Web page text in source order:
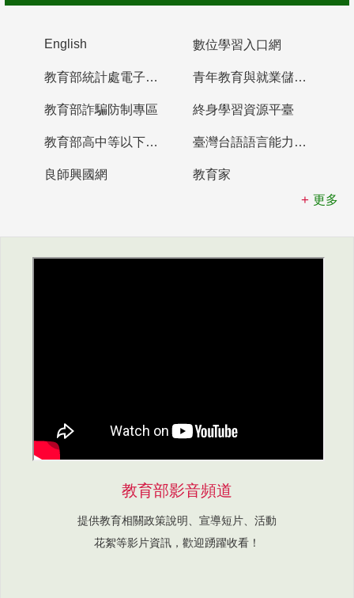
English 數位學習入口網
教育部統計處電子書櫃 青年教育與就業儲蓄帳戶
教育部詐騙防制專區 終身學習資源平臺
教育部高中等以下學校及幼兒園教師資格檢定考試 臺灣台語語言能力認證網站
良師興國網
教育家
更多
教育部影音頻道
提供教育相關政策說明、宣導短片、活動
花絮等影片資訊，歡迎踴躍收看！